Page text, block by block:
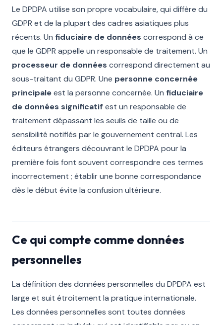
Le DPDPA utilise son propre vocabulaire, qui diffère du
GDPR et de la plupart des cadres asiatiques plus
récents. Un fiduciaire de données correspond à ce
que le GDPR appelle un responsable de traitement. Un
processeur de données correspond directement au
sous-traitant du GDPR. Une personne concernée
principaleest la personne concernée. Un fiduciaire
de données significatif est un responsable de
traitement dépassant les seuils de taille ou de
sensibilité notifiés par le gouvernement central. Les
éditeurs étrangers découvrant le DPDPA pour la
première fois font souvent correspondre ces termes
incorrectement ; établir une bonne correspondance
dès le début évite la confusion ultérieure.
Ce qui compte comme données
personnelles
La définition des données personnelles du DPDPA est
large et suit étroitement la pratique internationale.
Les données personnelles sont toutes données